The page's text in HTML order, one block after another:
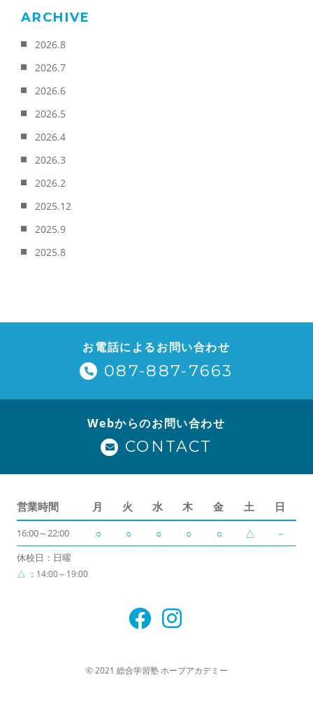
ARCHIVE
2026.8
2026.7
2026.6
2026.5
2026.4
2026.3
2026.2
2025.12
2025.9
2025.8
お電話によるお問い合わせ
087-887-7663
Webからのお問い合わせ
CONTACT
営業時間 月 火 水 木 金 土 日
16:00～22:00 ○ ○ ○ ○ ○ △ －
休校日：日曜
△ ：14:00～19:00
© 2021 総合学習塾 ホープアカデミー